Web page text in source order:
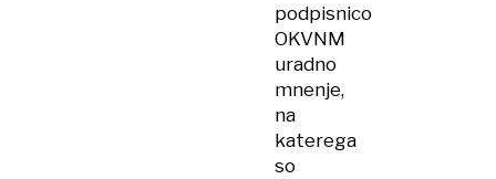
podpisnico
OKVNM
uradno
mnenje,
na
katerega
so